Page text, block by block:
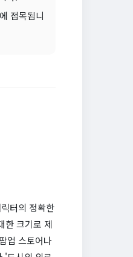
접목됩니
터의 정확한
한 크기로 제
업 스토어나